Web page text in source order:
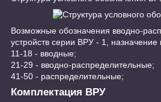
Возможные обозначения вводно-
устройств серии ВРУ - 1, назначение
11-18 - вводные;
21-29 - вводно-распределительные;
41-50 - распределительные;
Комплектация ВРУ